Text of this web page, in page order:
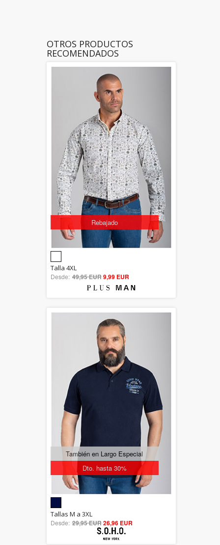
OTROS PRODUCTOS
RECOMENDADOS
Rebajado
out of 5
Talla 4XL
Desde: 49,95 EUR9,99 EUR
Dto. hasta 30%
También en Largo Especial
out of 5
Tallas M a 3XL
Desde: 29,95 EUR26,96 EUR